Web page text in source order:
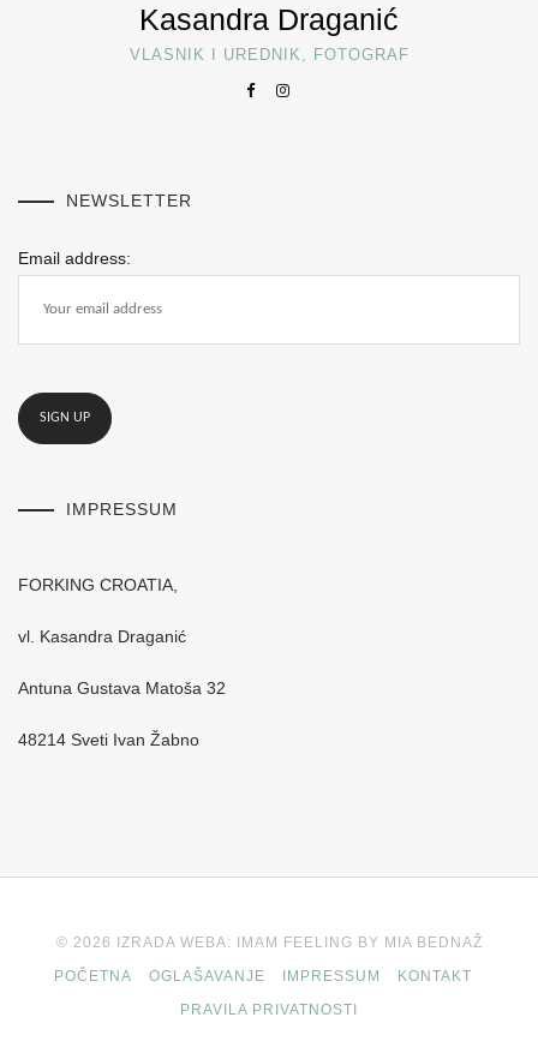
Kasandra Draganić
VLASNIK I UREDNIK, FOTOGRAF
NEWSLETTER
Email address:
IMPRESSUM
FORKING CROATIA,
vl. Kasandra Draganić
Antuna Gustava Matoša 32
48214 Sveti Ivan Žabno
© 2026 IZRADA WEBA: IMAM FEELING BY MIA BEDNAŽ
POČETNA
OGLAŠAVANJE IMPRESSUM
KONTAKT
PRAVILA PRIVATNOSTI